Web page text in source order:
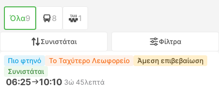
Όλα9 8 1
Συνιστάται Φίλτρα
Πιο φτηνό Το Ταχύτερο Λεωφορείο
Άμεση επιβεβαίωση
Συνιστάται
06:25 10:10 3ώ 45λεπτά